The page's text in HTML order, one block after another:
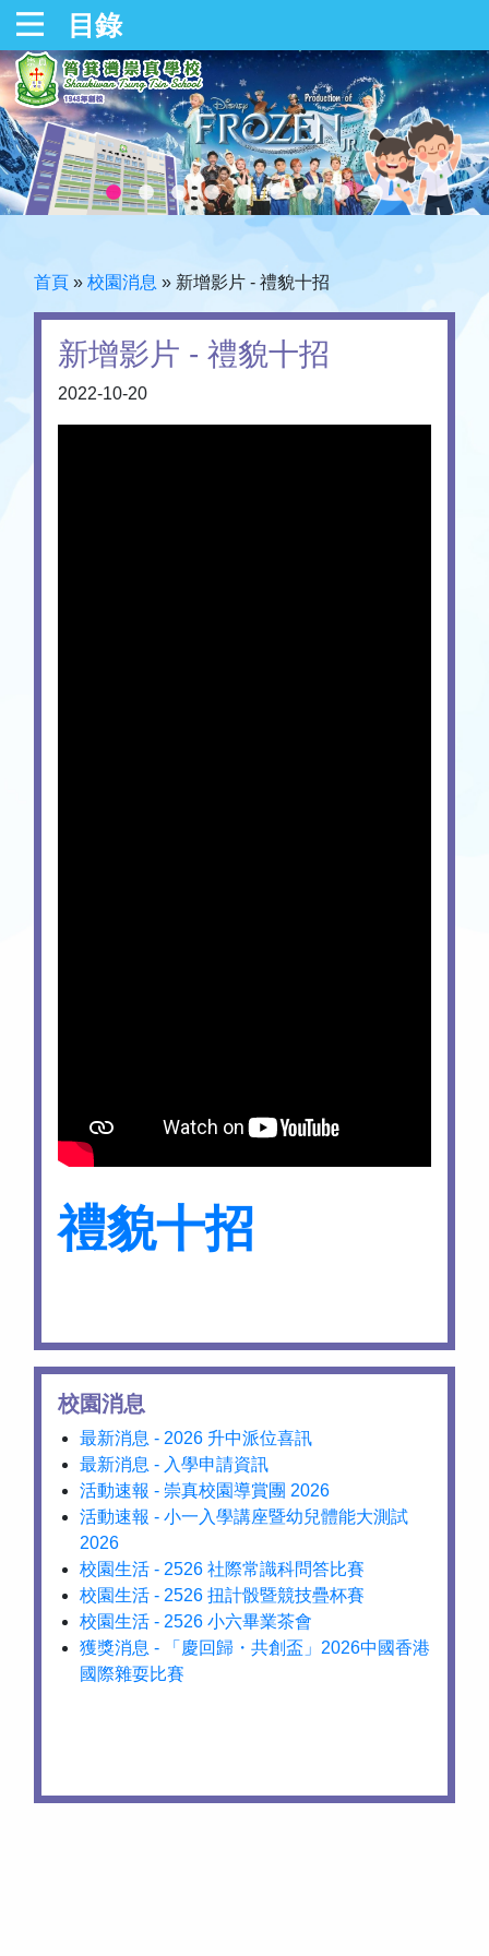
目錄
首頁 » 校園消息 » 新增影片 - 禮貌十招
新增影片 - 禮貌十招
2022-10-20
禮貌十招
校園消息
最新消息 - 2026 升中派位喜訊
最新消息 - 入學申請資訊
活動速報 - 崇真校園導賞團 2026
活動速報 - 小一入學講座暨幼兒體能大測試
2026
校園生活 - 2526 社際常識科問答比賽
校園生活 - 2526 扭計骰暨競技疊杯賽
校園生活 - 2526 小六畢業茶會
獲獎消息 - 「慶回歸・共創盃」2026中國香港
國際雜耍比賽